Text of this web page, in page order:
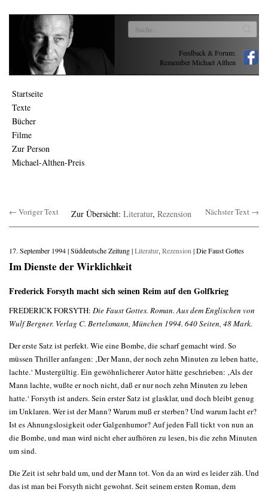
Feedback & Forum:
Remember Michael Althen
Startseite
Texte
Bücher
Filme
Zur Person
Michael-Althen-Preis
← Voriger Text Zur Übersicht: Literatur, Rezension Nächster Text →
17. September 1994 | Süddeutsche Zeitung |Literatur, Rezension | Die Faust Gottes
Im Dienste der Wirklichkeit
Frederick Forsyth macht sich seinen Reim auf den Golfkrieg
FREDERICK FORSYTH: Die Faust Gottes. Roman. Aus dem Englischen von
Wulf Bergner. Verlag C. Bertelsmann, München 1994. 640 Seiten, 48 Mark.
Der erste Satz ist perfekt. Wie eine Bombe, die scharf gemacht wird. So
müssen Thriller anfangen: ‚Der Mann, der noch zehn Minuten zu leben hatte,
lachte.‘ Mustergültig. Ein gewöhnlicherer Autor hätte geschrieben: ‚Als der
Mann lachte, wußte er noch nicht, daß er nur noch zehn Minuten zu leben
hatte.‘ Forsyth ist anders. Sein erster Satz ist glasklar, und doch bleibt genug
im Unklaren. Wer ist der Mann? Warum muß er sterben? Und warum lacht er?
Ist es Ahnungslosigkeit oder Galgenhumor? Auf jeden Fall tickt von nun an
die Bombe, und man wird nicht eher aufhören zu lesen, bis die zehn Minuten
um sind.
Die Zeit ist sehr bald um, und der Mann tot. Von da an wird es leider zäh. Und
das ist man bei Forsyth nicht gewohnt. Seit seinem ersten Roman, dem